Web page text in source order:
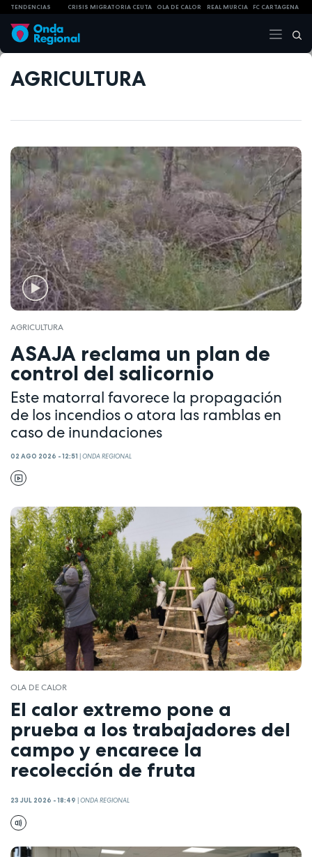
TENDENCIAS CRISIS MIGRATORIA CEUTA OLA DE CALOR REAL MURCIA FC CARTAGENA
AGRICULTURA
AGRICULTURA
ASAJA reclama un plan de
control del salicornio
Este matorral favorece la propagación
de los incendios o atora las ramblas en
caso de inundaciones
02 AGO 2026 - 12:51 |ONDA REGIONAL
OLA DE CALOR
El calor extremo pone a
prueba a los trabajadores del
campo y encarece la
recolección de fruta
23 JUL 2026 - 18:49 ONDA REGIONAL